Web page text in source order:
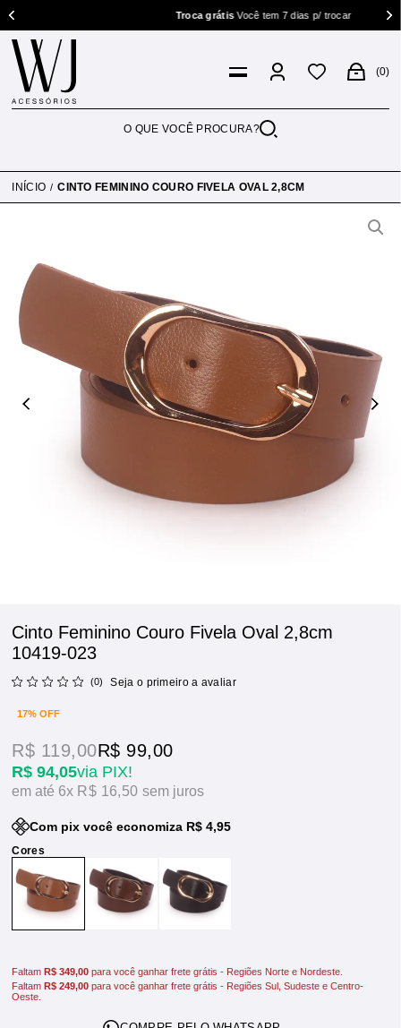
Troca grátisVocê tem 7 dias p/ trocar
0
INÍCIO CINTO FEMININO COURO FIVELA OVAL 2,8CM
Cinto Feminino Couro Fivela Oval 2,8cm
10419-023
(0) Seja o primeiro a avaliar
17% OFF
R$ 94,05via PIX!
R$ 119,00R$ 99,00
6x R$ 16,50sem juros
Com pix você economiza R$ 4,95
FaltamR$ 349,00 para você ganhar frete grátis - Regiões Norte e Nordeste.
FaltamR$ 249,00 para você ganhar frete grátis - Regiões Sul, Sudeste e Centro-
Oeste.